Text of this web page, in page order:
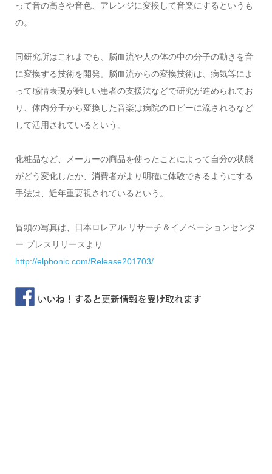
って音の高さや音色、アレンジに変換して音楽にするというも
の。
同研究所はこれまでも、脳血流や人の体の中の分子の動きを音
に変換する技術を開発。脳血流からの変換技術は、病気等によ
って感情表現が難しい患者の支援法などで研究が進められてお
り、体内分子から変換した音楽は病院のロビーに流されるなど
して活用されているという。
化粧品など、メーカーの商品を使ったことによって自分の状態
がどう変化したか、消費者がより明確に体験できるようにする
手法は、近年重要視されているという。
冒頭の写真は、日本ロレアル リサーチ＆イノベーションセンタ
ー プレスリリースより
http://elphonic.com/Release201703/